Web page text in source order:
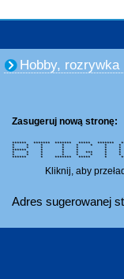
Hobby, rozrywka
Zasugeruj nową stronę:
****** ******* ******* *****
* * * * * * *
* * * * * * *
****** * * * *
* * * * * *** * *
* * * * * * *
****** * ******* ***** * ****
Kliknij, aby
Adres sugerowanej